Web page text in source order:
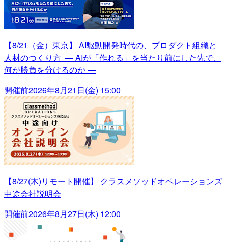
【8/21（金）東京】 AI駆動開発時代の、プロダクト組織と
人材のつくり方 ― AIが「作れる」を当たり前にした先で、
何が勝負を分けるのか ―
開催前2026年8月21日(金) 15:00
【8/27(木)リモート開催】 クラスメソッドオペレーションズ
中途会社説明会
開催前2026年8月27日(木) 12:00